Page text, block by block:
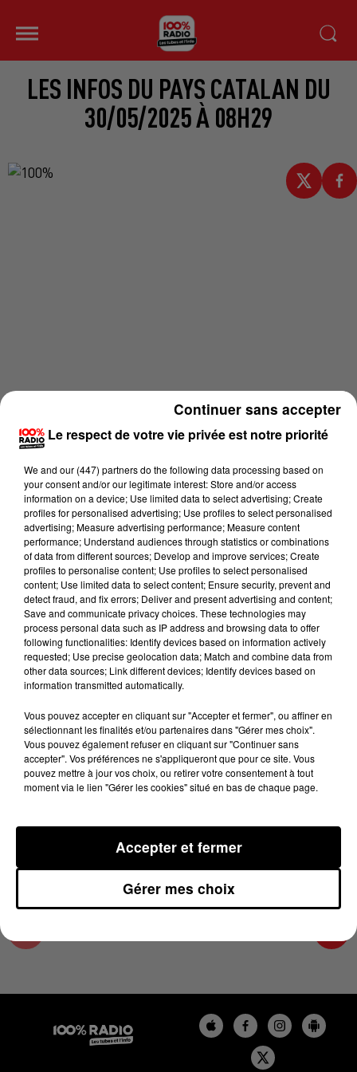
LES INFOS DU PAYS CATALAN DU
30/05/2025 À 08H29
Lecture (4 min 23 sec)
100%
100% Radio les infos du Pays Catalan
30 mai 2025 - 4 min 23 sec
LES INFOS DU PAYS CATALAN DU 30/05/2025
À 08H29
Podcasts infos du Pays Catalan
Le respect de votre vie privée est notre priorité
We and our (447) partnersdo the following data processing based on
your consent and/or our legitimate interest: Store and/or access
information on a device; Use limited data to select advertising; Create
profiles for personalised advertising; Use profiles to select personalised
advertising; Measure advertising performance; Measure content
performance; Understand audiences through statistics or combinations
of data from different sources; Develop and improve services; Create
profiles to personalise content; Use profiles to select personalised
content; Use limited data to select content; Ensure security, prevent and
detect fraud, and fix errors; Deliver and present advertising and content;
Save and communicate privacy choices. These technologies may
process personal data such as IP address and browsing data to offer
following functionalities: Identify devices based on information actively
requested; Use precise geolocation data; Match and combine data from
other data sources; Link different devices; Identify devices based on
information transmitted automatically.
Vous pouvez accepter en cliquant sur "Accepter et fermer", ou affiner en
sélectionnant les finalités et/ou partenaires dans "Gérer mes choix".
Vous pouvez également refuser en cliquant sur "Continuer sans
accepter". Vos préférences ne s'appliqueront que pour ce site. Vous
pouvez mettre à jour vos choix, ou retirer votre consentement à tout
moment via le lien "Gérer les cookies" situé en bas de chaque page.
Gérer mes choix
Accepter et fermer
Continuer sans accepter